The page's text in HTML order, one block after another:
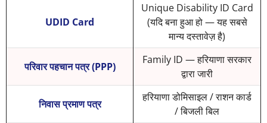
UDID Card
Unique Disability ID Card
(यदि बना हुआ हो — यह सबसे
मान्य दस्तावेज़ है)
परिवार पहचान पत्र (PPP)
Family ID — हरियाणा सरकार
द्वारा जारी
निवास प्रमाण पत्र
हरियाणा डोमिसाइल / राशन कार्ड
/ बिजली बिल